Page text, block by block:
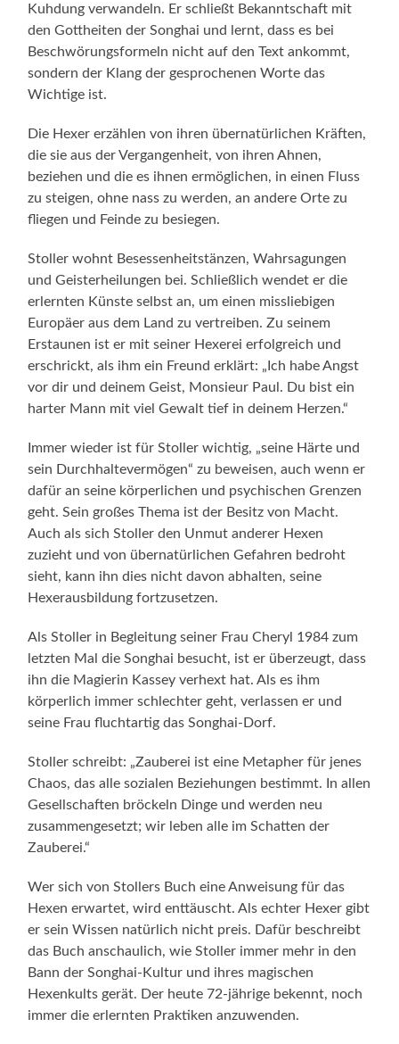
Kuhdung verwandeln. Er schließt Bekanntschaft mit
den Gottheiten der Songhai und lernt, dass es bei
Beschwörungsformeln nicht auf den Text ankommt,
sondern der Klang der gesprochenen Worte das
Wichtige ist.
Die Hexer erzählen von ihren übernatürlichen Kräften,
die sie aus der Vergangenheit, von ihren Ahnen,
beziehen und die es ihnen ermöglichen, in einen Fluss
zu steigen, ohne nass zu werden, an andere Orte zu
fliegen und Feinde zu besiegen.
Stoller wohnt Besessenheitstänzen, Wahrsagungen
und Geisterheilungen bei. Schließlich wendet er die
erlernten Künste selbst an, um einen missliebigen
Europäer aus dem Land zu vertreiben. Zu seinem
Erstaunen ist er mit seiner Hexerei erfolgreich und
erschrickt, als ihm ein Freund erklärt: „Ich habe Angst
vor dir und deinem Geist, Monsieur Paul. Du bist ein
harter Mann mit viel Gewalt tief in deinem Herzen.“
Immer wieder ist für Stoller wichtig, „seine Härte und
sein Durchhaltevermögen“ zu beweisen, auch wenn er
dafür an seine körperlichen und psychischen Grenzen
geht. Sein großes Thema ist der Besitz von Macht.
Auch als sich Stoller den Unmut anderer Hexen
zuzieht und von übernatürlichen Gefahren bedroht
sieht, kann ihn dies nicht davon abhalten, seine
Hexerausbildung fortzusetzen.
Als Stoller in Begleitung seiner Frau Cheryl 1984 zum
letzten Mal die Songhai besucht, ist er überzeugt, dass
ihn die Magierin Kassey verhext hat. Als es ihm
körperlich immer schlechter geht, verlassen er und
seine Frau fluchtartig das Songhai-Dorf.
Stoller schreibt: „Zauberei ist eine Metapher für jenes
Chaos, das alle sozialen Beziehungen bestimmt. In allen
Gesellschaften bröckeln Dinge und werden neu
zusammengesetzt; wir leben alle im Schatten der
Zauberei.“
Wer sich von Stollers Buch eine Anweisung für das
Hexen erwartet, wird enttäuscht. Als echter Hexer gibt
er sein Wissen natürlich nicht preis. Dafür beschreibt
das Buch anschaulich, wie Stoller immer mehr in den
Bann der Songhai-Kultur und ihres magischen
Hexenkults gerät. Der heute 72-jährige bekennt, noch
immer die erlernten Praktiken anzuwenden.